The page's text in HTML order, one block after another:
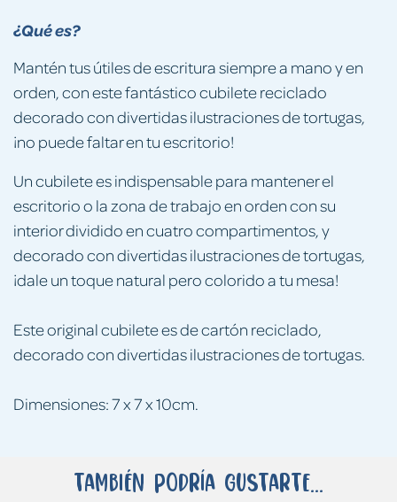
¿Qué es?
Mantén tus útiles de escritura siempre a mano y en
orden, con este fantástico cubilete reciclado
decorado con divertidas ilustraciones de tortugas,
¡no puede faltar en tu escritorio!
Un cubilete es indispensable para mantener el
escritorio o la zona de trabajo en orden con su
interior dividido en cuatro compartimentos, y
decorado con divertidas ilustraciones de tortugas,
¡dale un toque natural pero colorido a tu mesa!
Este original cubilete es de cartón reciclado,
decorado con divertidas ilustraciones de tortugas.
Dimensiones: 7 x 7 x 10cm.
También podría gustarte...